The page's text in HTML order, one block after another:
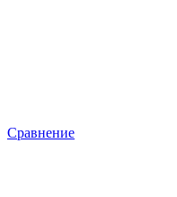
Сравнение